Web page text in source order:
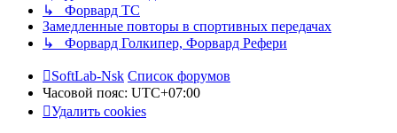
↳ Форвард ТС
Замедленные повторы в спортивных передачах
↳ Форвард Голкипер, Форвард Рефери
SoftLab-Nsk Список форумов
Часовой пояс: UTC+07:00
Удалить cookies